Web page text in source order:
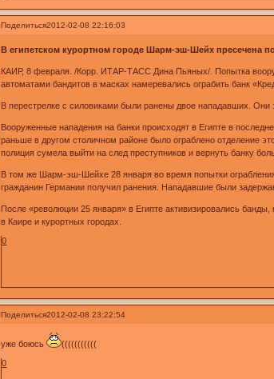
Поделиться2012-02-08 22:16:03
В египетском курортном городе Шарм-эш-Шейх пресечена
КАИР, 8 февраля. /Корр. ИТАР-ТАСС Дина Пьяных/. Попытка
автоматами бандитов в масках намеревались ограбить банк
В перестрелке с силовиками были ранены двое нападавших. Они
Вооруженные нападения на банки происходят в Египте в
раньше в другом столичном районе было ограблено отделение
полиция сумела выйти на след преступников и вернуть банку
В том же Шарм-эш-Шейхе 28 января во время попытки
гражданин Германии получил ранения. Нападавшие были
После «революции 25 января» в Египте активизировались
в Каире и курортных городах.
0
Поделиться2012-02-08 23:22:54
уже боюсь
(((((((((((
0